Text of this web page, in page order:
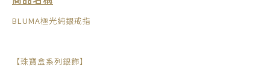
BLUMA極光純銀戒指
【珠寶盒系列銀飾】